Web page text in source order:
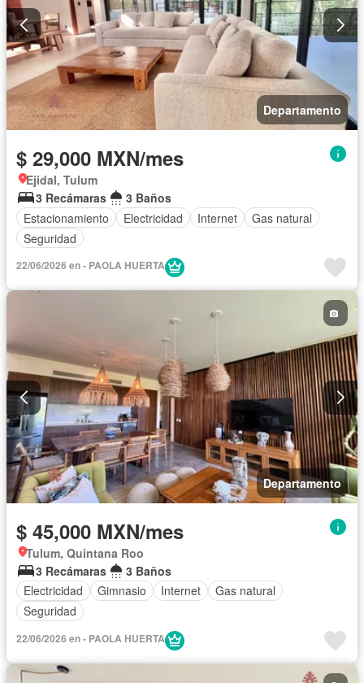
Departamento
$ 29,000 MXN/mes
Ejidal, Tulum
3 Recámaras
3 Baños
Estacionamiento
Electricidad Internet
Gas natural
Seguridad
22/06/2026 en - PAOLA HUERTA
Departamento
$ 45,000 MXN/mes
Tulum, Quintana Roo
3 Recámaras
3 Baños
Electricidad
Gimnasio Internet
Gas natural
Seguridad
22/06/2026 en - PAOLA HUERTA